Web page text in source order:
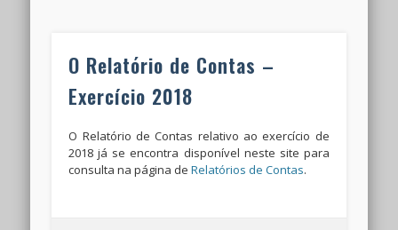
O Relatório de Contas –
Exercício 2018
O Relatório de Contas relativo ao exercício de
2018 já se encontra disponível neste site para
consulta na página deRelatórios de Contas.